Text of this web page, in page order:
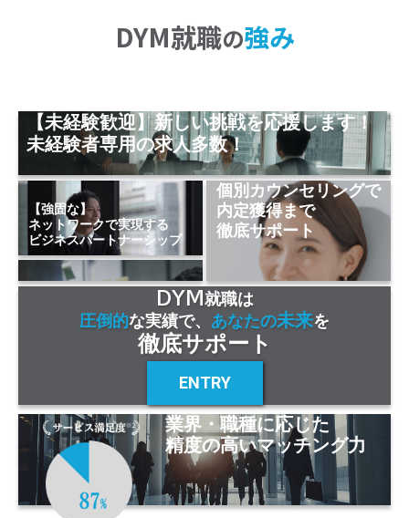
DYM就職の強み
【未経験歓迎】新しい挑戦を応援します！
未経験者専用の求人多数！
【強固な】
ネットワークで実現する
ビジネスパートナーシップ
個別カウンセリングで
内定獲得まで
徹底サポート
DYM 就職は
圧倒的な実績で、 あなたの未来を
徹底サポート
ENTRY
業界・職種に応じた
精度の高いマッチング力